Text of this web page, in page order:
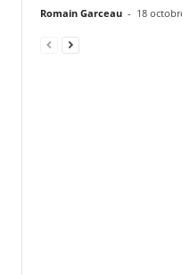
Romain Garceau - 18